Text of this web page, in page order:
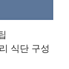
식단 구성